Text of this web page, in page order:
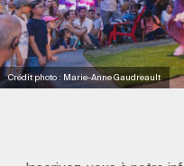
Crédit photo : Marie-Anne Gaudreault